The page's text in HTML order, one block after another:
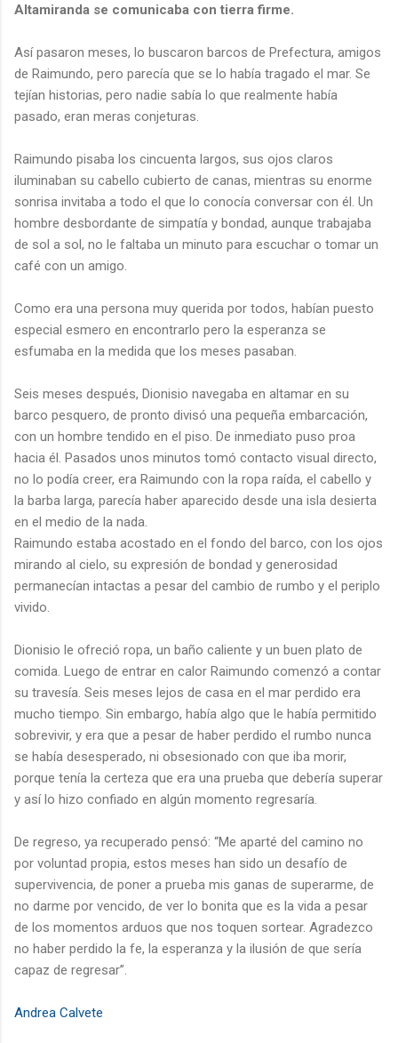
Altamiranda se comunicaba con tierra firme.
Así pasaron meses, lo buscaron barcos de Prefectura, amigos
de Raimundo, pero parecía que se lo había tragado el mar. Se
tejían historias, pero nadie sabía lo que realmente había
pasado, eran meras conjeturas.
Raimundo pisaba los cincuenta largos, sus ojos claros
iluminaban su cabello cubierto de canas, mientras su enorme
sonrisa invitaba a todo el que lo conocía conversar con él. Un
hombre desbordante de simpatía y bondad, aunque trabajaba
de sol a sol, no le faltaba un minuto para escuchar o tomar un
café con un amigo.
Como era una persona muy querida por todos, habían puesto
especial esmero en encontrarlo pero la esperanza se
esfumaba en la medida que los meses pasaban.
Seis meses después, Dionisio navegaba en altamar en su
barco pesquero, de pronto divisó una pequeña embarcación,
con un hombre tendido en el piso. De inmediato puso proa
hacia él. Pasados unos minutos tomó contacto visual directo,
no lo podía creer, era Raimundo con la ropa raída, el cabello y
la barba larga, parecía haber aparecido desde una isla desierta
en el medio de la nada.
Raimundo estaba acostado en el fondo del barco, con los ojos
mirando al cielo, su expresión de bondad y generosidad
permanecían intactas a pesar del cambio de rumbo y el periplo
vivido.
Dionisio le ofreció ropa, un baño caliente y un buen plato de
comida. Luego de entrar en calor Raimundo comenzó a contar
su travesía. Seis meses lejos de casa en el mar perdido era
mucho tiempo. Sin embargo, había algo que le había permitido
sobrevivir, y era que a pesar de haber perdido el rumbo nunca
se había desesperado, ni obsesionado con que iba morir,
porque tenía la certeza que era una prueba que debería superar
y así lo hizo confiado en algún momento regresaría.
De regreso, ya recuperado pensó: “Me aparté del camino no
por voluntad propia, estos meses han sido un desafío de
supervivencia, de poner a prueba mis ganas de superarme, de
no darme por vencido, de ver lo bonita que es la vida a pesar
de los momentos arduos que nos toquen sortear. Agradezco
no haber perdido la fe, la esperanza y la ilusión de que sería
capaz de regresar”.
Andrea Calvete